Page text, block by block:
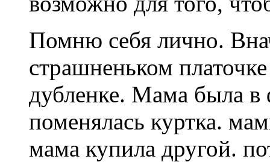
Помню себя лично.
страшненьком
дубленке. Мама была в
поменялась куртка.
мама купила другой.